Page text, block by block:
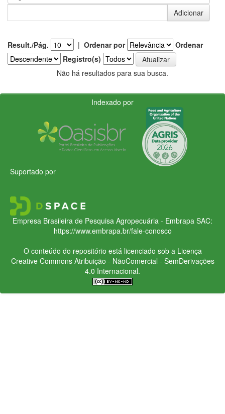
Result./Pág. | Ordenar por
Ordenar
Registro(s)
Não há resultados para sua busca.
Indexado por
Suportado por
Empresa Brasileira de Pesquisa Agropecuária - Embrapa SAC:
https://www.embrapa.br/fale-conosco
O conteúdo do repositório está licenciado sob a Licença
Creative CommonsAtribuição - NãoComercial - SemDerivações
4.0 Internacional.